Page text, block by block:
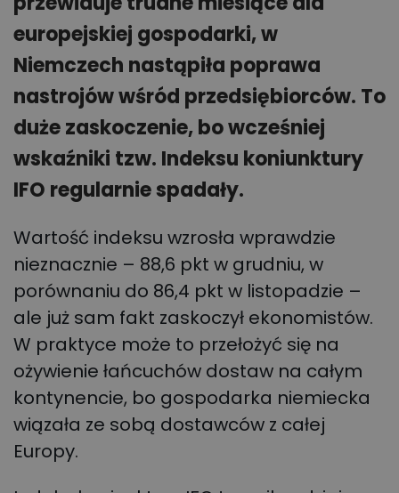
europejskiej gospodarki, w
Niemczech nastąpiła poprawa
nastrojów wśród przedsiębiorców. To
duże zaskoczenie, bo wcześniej
wskaźniki tzw. Indeksu koniunktury
IFO regularnie spadały.
Wartość indeksu wzrosła wprawdzie
nieznacznie – 88,6 pkt w grudniu, w
porównaniu do 86,4 pkt w listopadzie –
ale już sam fakt zaskoczył ekonomistów.
W praktyce może to przełożyć się na
ożywienie łańcuchów dostaw na całym
kontynencie, bo gospodarka niemiecka
wiązała ze sobą dostawców z całej
Europy.